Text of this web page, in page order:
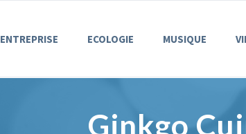
ENTREPRISE ECOLOGIE MUSIQUE
Ginkgo